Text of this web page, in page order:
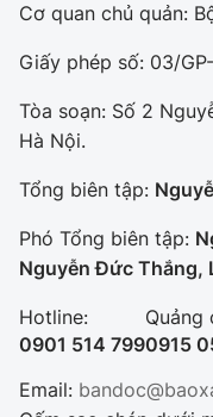
Cơ quan chủ quản:
Giấy phép số: 03/
Tòa soạn: Số 2
Hà Nội.
Tổng biên tập:
Phó Tổng biên tập:
Nguyễn Đức Thắng,
Hotline:
0901 514 799
Quảng
0915
Email: